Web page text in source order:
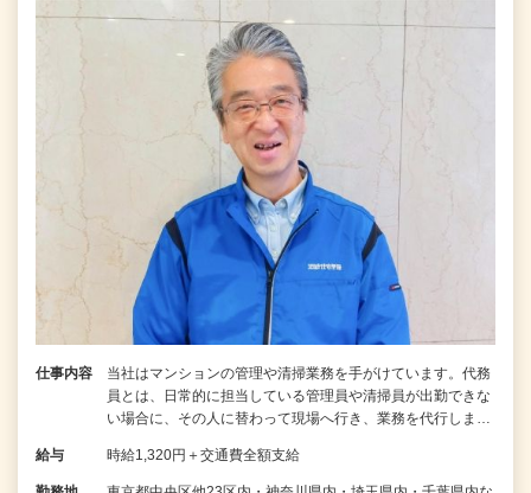
仕事内容
当社はマンションの管理や清掃業務を手がけています。代務
員とは、日常的に担当している管理員や清掃員が出勤できな
い場合に、その人に替わって現場へ行き、業務を代行しま…
給与 時給1,320円＋交通費全額支給